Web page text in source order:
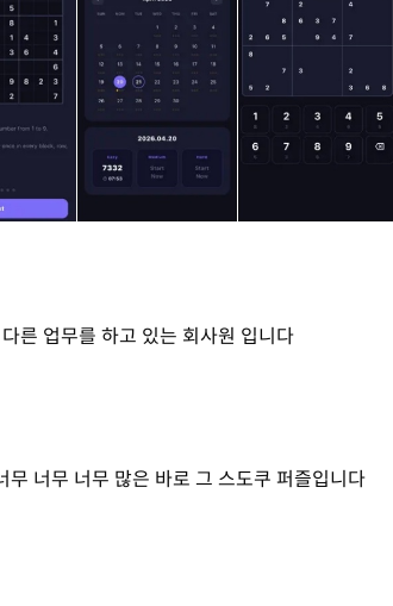
른 업무를 하고 있는 회사원 입니다
무 너무 너무 많은 바로 그 스도쿠 퍼즐입니다